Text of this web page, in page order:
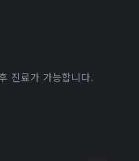
진료가 가능합니다.